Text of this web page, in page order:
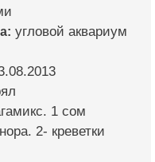
угловой аквариум
1 сом
2- креветки